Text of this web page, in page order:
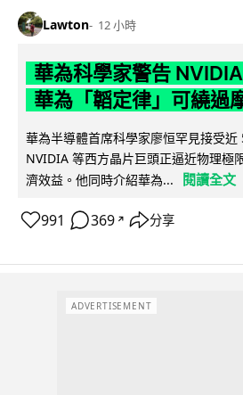
Lawton 12 小時
華為科學家警告
華為「韜定律」可繞過
華為半導體首席科學家廖恒罕見接受近
NVIDIA 等西方晶片巨頭正逼近物理極
濟效益。他同時介紹華為...
閱讀全文
991 369 ↗ 分享
ADVERTISEMENT